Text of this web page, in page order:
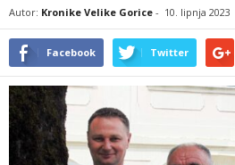
Autor: Kronike Velike Gorice - 10. lipnja 2023
Facebook Twitter